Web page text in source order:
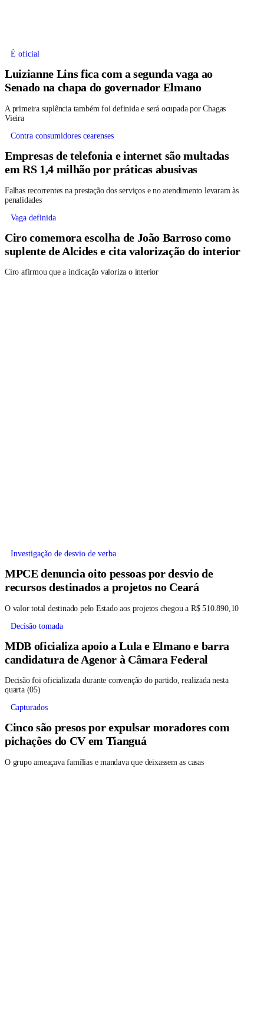
É oficial
Luizianne Lins fica com a segunda vaga ao
Senado na chapa do governador Elmano
A primeira suplência também foi definida e será ocupada por Chagas
Vieira
Contra consumidores cearenses
Empresas de telefonia e internet são multadas
em RS 1,4 milhão por práticas abusivas
Falhas recorrentes na prestação dos serviços e no atendimento levaram às
penalidades
Vaga definida
Ciro comemora escolha de João Barroso como
suplente de Alcides e cita valorização do interior
Ciro afirmou que a indicação valoriza o interior
Investigação de desvio de verba
MPCE denuncia oito pessoas por desvio de
recursos destinados a projetos no Ceará
O valor total destinado pelo Estado aos projetos chegou a R$ 510.890,10
Decisão tomada
MDB oficializa apoio a Lula e Elmano e barra
candidatura de Agenor à Câmara Federal
Decisão foi oficializada durante convenção do partido, realizada nesta
quarta (05)
Capturados
Cinco são presos por expulsar moradores com
pichações do CV em Tianguá
O grupo ameaçava famílias e mandava que deixassem as casas